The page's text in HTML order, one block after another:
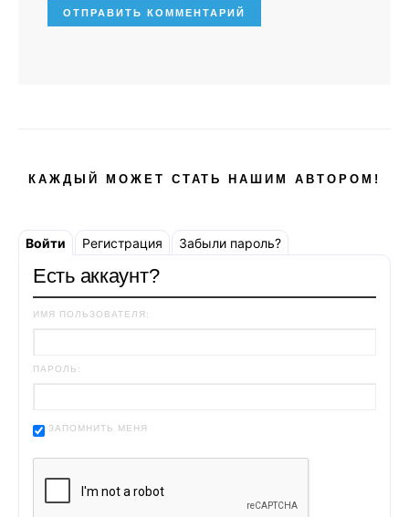
КАЖДЫЙ МОЖЕТ СТАТЬ НАШИМ АВТОРОМ!
Войти Регистрация Забыли пароль?
Есть аккаунт?
ИМЯ ПОЛЬЗОВАТЕЛЯ:
ПАРОЛЬ:
ЗАПОМНИТЬ МЕНЯ